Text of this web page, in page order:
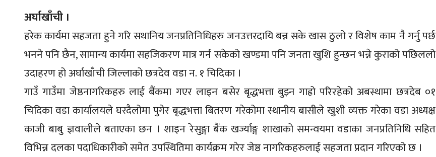
अर्घाखाँची ।
हरेक कार्यमा सहजता हुने गरि सथानिय जनप्रतिनिधिहरु जनउत्तरदायि बन्न सके खास ठुलो र विशेष काम नै गर्नु पर्छ
भनने पनि छैन, सामान्य कार्यमा सहजिकरण मात्र गर्न सकेको खण्डमा पनि जनता खुशि हुन्छन भन्ने कुराको पछिललो
उदाहरण हो अर्घाखाँची जिल्लाको छत्रदेव वडा न. १ चिदिका ।
गाउँ गाउँमा जेष्ठनागरिकहरु लाई बैंकमा गएर लाइन बसेर बृद्धभत्ता बुझ्न गाह्रो परिरहेको अबस्थामा छत्रदेब ०१
चिदिका वडा कार्यालयले घरदैलोमा पुगेर बृद्धभत्ता बितरण गरेकोमा स्थानीय बासीले खुशी व्यक्त गरेका वडा अध्यक्ष
काजी बाबु ज्ञवालीले बताएका छन । शाइन रेसुङ्गा बैंक खर्ज्याङ्ग शाखाको समन्वयमा वडाका जनप्रतिनिधि सहित
विभिन्न दलका पदाधिकारीको समेत उपस्थितिमा कार्यक्रम गरेर जेष्ठ नागरिकहरुलाई सहजता प्रदान गरिएको छ ।